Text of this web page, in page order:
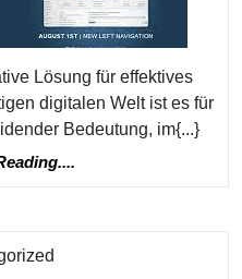
Die
für
Lösung für effektives
digitalen Welt ist es für
Bedeutung, im{...}